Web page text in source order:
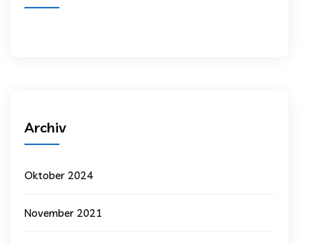
Archiv
Oktober 2024
November 2021